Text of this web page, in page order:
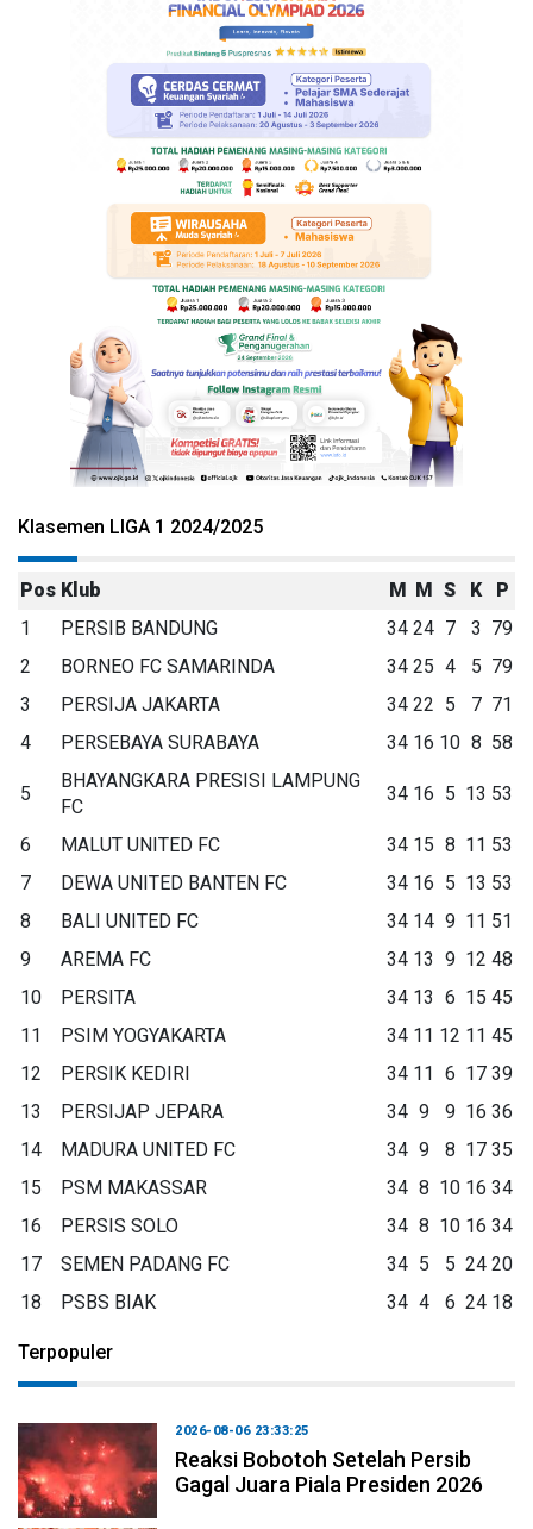
Klasemen LIGA 1 2024/2025
Pos Klub M M S K
P
1
PERSIB BANDUNG 34 24 7 3 79
2
BORNEO FC SAMARINDA 34 25 4 5 79
3
PERSIJA JAKARTA 34 22 5 7 71
4
PERSEBAYA SURABAYA 34 16 10 8 58
5
BHAYANGKARA PRESISI LAMPUNG
FC
34 16 5 13 53
6 MALUT UNITED FC 34 15 8 11 53
7
DEWA UNITED BANTEN FC 34 16 5 13 53
8
BALI UNITED FC 34 14 9 11 51
9
AREMA FC 34 13 9 12 48
10
PERSITA 34 13 6 15 45
11
PSIM YOGYAKARTA 34 11 12 11 45
12
PERSIK KEDIRI 34 11 6 17 39
13
PERSIJAP JEPARA 34 9 9 16 36
14
MADURA UNITED FC 34 9 8 17 35
15
PSM MAKASSAR 34 8 10 16 34
16
PERSIS SOLO 34 8 10 16 34
17
SEMEN PADANG FC 34 5 5 24 20
18
PSBS BIAK 34 4 6 24 18
Terpopuler
2026-08-06 23:33:25
Reaksi Bobotoh Setelah Persib
Gagal Juara Piala Presiden 2026